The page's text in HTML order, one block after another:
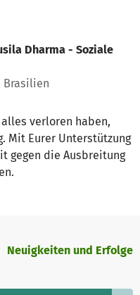
Dharma - Soziale
Brasilien
alles verloren haben,
Mit Eurer Unterstützung
gegen die Ausbreitung
Neuigkeiten und Erfolge